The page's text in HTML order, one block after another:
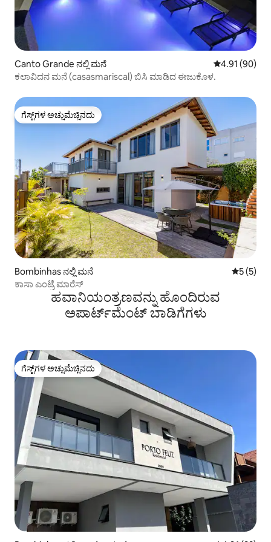
Canto Grande ನಲ್ಲಿ ಮನೆ 5 ರಲ್ಲಿ 4.91
4.91 (90)
ಕಲಾವಿದನ ಮನೆ (casasmariscal) ಬಿಸಿ ಮಾಡಿದ ಈಜುಕೊಳ.
ಗೆಸ್ಟ್‌ಗಳ ಅಚ್ಚುಮೆಚ್ಚಿನದು
ಗೆಸ್ಟ್‌ಗಳ ಅಚ್ಚುಮೆಚ್ಚಿನದು
Bombinhas ನಲ್ಲಿ ಮನೆ 5 ರಲ್ಲಿ 5
5 (5)
ಕಾಸಾ ಎಂಟ್ರೆ ಮಾರೆಸ್
ಹವಾನಿಯಂತ್ರಣವನ್ನು ಹೊಂದಿರುವ
ಅಪಾರ್ಟ್‌ಮೆಂಟ್‌ ಬಾಡಿಗೆಗಳು
ಗೆಸ್ಟ್‌ಗಳ ಅಚ್ಚುಮೆಚ್ಚಿನದು
ಗೆಸ್ಟ್‌ಗಳ ಅಚ್ಚುಮೆಚ್ಚಿನದು